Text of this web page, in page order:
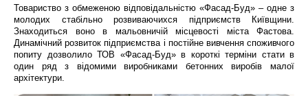
Товариство з обмеженою відповідальністю «Фасад-Буд» – одне з
молодих стабільно розвиваючихся підприємств Київщини.
Знаходиться воно в мальовничій місцевості міста Фастова.
Динамічний розвиток підприємства і постійне вивчення споживчого
попиту дозволило ТОВ «Фасад-Буд» в короткі терміни стати в
один ряд з відомими виробниками бетонних виробів малої
архітектури.